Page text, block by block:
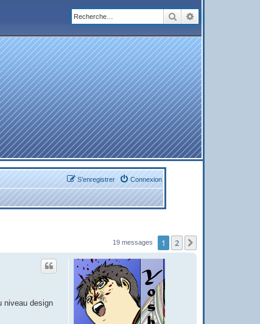
Rechercher
Connexion
S’enregistrer
19 messages 1 2
niveau design